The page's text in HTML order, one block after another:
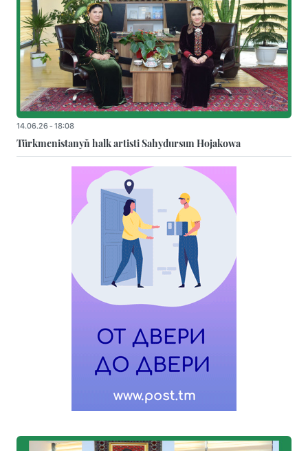
14.06.26 - 18:08
Türkmenistanyň halk artisti Sahydursun Hojakowa